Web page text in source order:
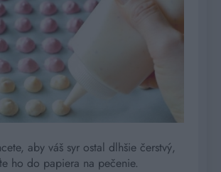
aby váš syr ostal dlhšie čerstvý,
ho do papiera na pečenie.